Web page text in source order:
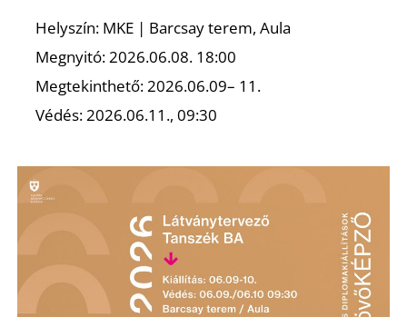
Helyszín: MKE | Barcsay terem, Aula
Megnyitó: 2026.06.08. 18:00
Megtekinthető: 2026.06.09– 11.
Védés: 2026.06.11., 09:30